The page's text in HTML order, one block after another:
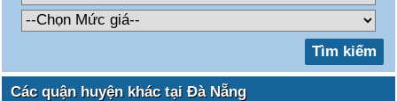
Các quận huyện khác tại Đà Nẵng